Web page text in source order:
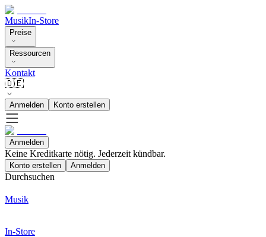
MusikIn-Store
Preise
Ressourcen
Kontakt
🇩🇪
Anmelden Konto erstellen
Anmelden
Keine Kreditkarte nötig. Jederzeit kündbar.
Konto erstellen Anmelden
Durchsuchen
Musik
In-Store